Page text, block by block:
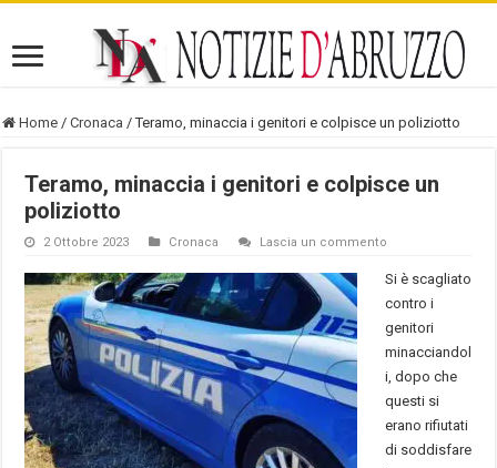
Home / Cronaca / Teramo, minaccia i genitori e colpisce un poliziotto
Teramo, minaccia i genitori e colpisce un
poliziotto
2 Ottobre 2023 Cronaca Lascia un commento
Si è scagliato
contro i
genitori
minacciandol
i, dopo che
questi si
erano rifiutati
di soddisfare